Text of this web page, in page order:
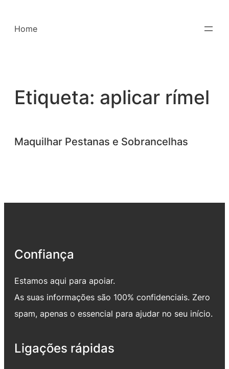
para
Home
Etiqueta: aplicar rímel
Maquilhar Pestanas e Sobrancelhas
Confiança
Estamos aqui para apoiar.
As suas informações são 100% confidenciais. Zero
spam, apenas o essencial para ajudar no seu início.
Ligações rápidas